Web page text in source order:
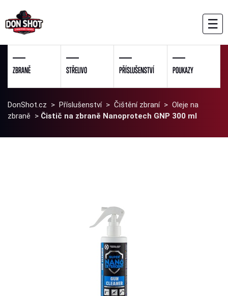
☰
ZBRANĚ STŘELIVO PŘÍSLUŠENSTVÍ POUKAZY
DonShot.cz > Příslušenství> Čištění zbraní> Oleje na
zbraně > Čistič na zbraně Nanoprotech GNP 300 ml